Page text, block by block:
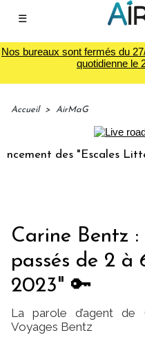
☰
Nos bureaux sont fermés du
quotidienne le
Accueil > AirMaG
"Escales Littéraires",
Carine Bentz :
passés de 2 à
2023" 🔑
La parole d’agent de
Voyages Bentz